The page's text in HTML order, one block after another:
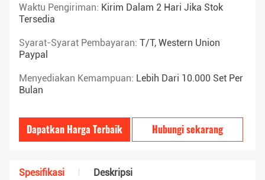
Waktu Pengiriman: Kirim Dalam 2 Hari Jika Stok
Tersedia
Syarat-Syarat Pembayaran: T/T, Western Union
Paypal
Menyediakan Kemampuan: Lebih Dari 10.000 Set Per
Bulan
Dapatkan Harga Terbaik Hubungi sekarang
Spesifikasi Deskripsi